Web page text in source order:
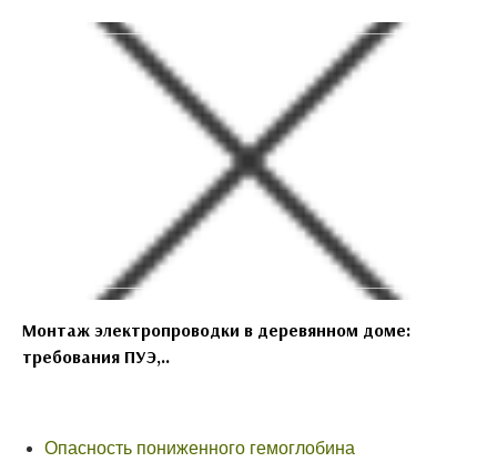
Монтаж электропроводки в деревянном доме:
требования ПУЭ,..
Опасность пониженного гемоглобина